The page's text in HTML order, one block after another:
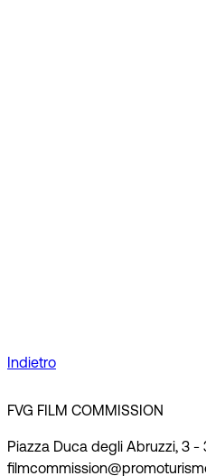
Indietro
FVG FILM COMMISSION
Piazza Duca degli Abruzzi, 3 -